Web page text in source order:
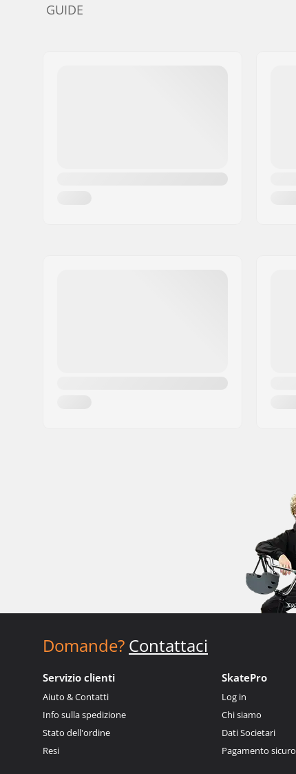
GUIDE
Domande? Contattaci
Servizio clienti
Aiuto & Contatti
Info sulla spedizione
Stato dell'ordine
Resi
SkatePro
Log in
Chi siamo
Dati Societari
Pagamento sicuro